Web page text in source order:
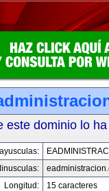
este dominio lo
Longitud:
15 caracteres